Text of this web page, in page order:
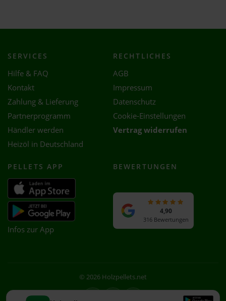
SERVICES
Hilfe & FAQ
Kontakt
Zahlung & Lieferung
Partnerprogramm
Händler werden
Heizöl in Deutschland
RECHTLICHES
AGB
Impressum
Datenschutz
Cookie-Einstellungen
Vertrag widerrufen
PELLETS APP
Infos zur App
BEWERTUNGEN
4,90
316 Bewertungen
© 2026 Holzpellets.net